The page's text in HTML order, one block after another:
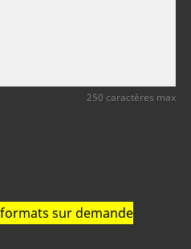
250 caractères max
sur demande